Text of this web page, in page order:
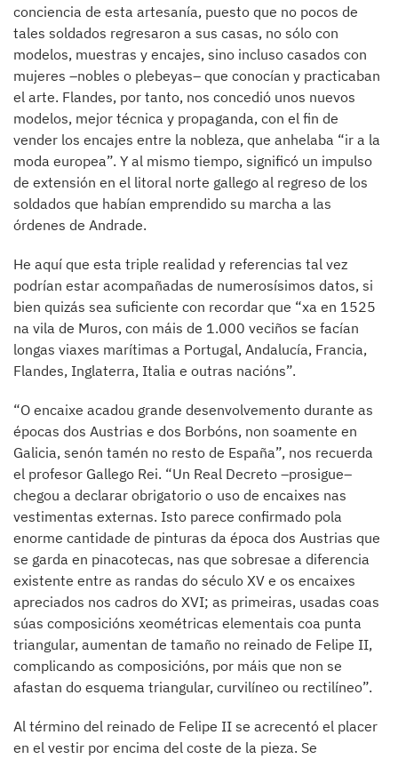
conciencia de esta artesanía, puesto que no pocos de
tales soldados regresaron a sus casas, no sólo con
modelos, muestras y encajes, sino incluso casados con
mujeres –nobles o plebeyas– que conocían y practicaban
el arte. Flandes, por tanto, nos concedió unos nuevos
modelos, mejor técnica y propaganda, con el fin de
vender los encajes entre la nobleza, que anhelaba “ir a la
moda europea”. Y al mismo tiempo, significó un impulso
de extensión en el litoral norte gallego al regreso de los
soldados que habían emprendido su marcha a las
órdenes de Andrade.
He aquí que esta triple realidad y referencias tal vez
podrían estar acompañadas de numerosísimos datos, si
bien quizás sea suficiente con recordar que “xa en 1525
na vila de Muros, con máis de 1.000 veciños se facían
longas viaxes marítimas a Portugal, Andalucía, Francia,
Flandes, Inglaterra, Italia e outras nacións”.
“O encaixe acadou grande desenvolvemento durante as
épocas dos Austrias e dos Borbóns, non soamente en
Galicia, senón tamén no resto de España”, nos recuerda
el profesor Gallego Rei. “Un Real Decreto –prosigue–
chegou a declarar obrigatorio o uso de encaixes nas
vestimentas externas. Isto parece confirmado pola
enorme cantidade de pinturas da época dos Austrias que
se garda en pinacotecas, nas que sobresae a diferencia
existente entre as randas do século XV e os encaixes
apreciados nos cadros do XVI; as primeiras, usadas coas
súas composicións xeométricas elementais coa punta
triangular, aumentan de tamaño no reinado de Felipe II,
complicando as composicións, por máis que non se
afastan do esquema triangular, curvilíneo ou rectilíneo”.
Al término del reinado de Felipe II se acrecentó el placer
en el vestir por encima del coste de la pieza. Se